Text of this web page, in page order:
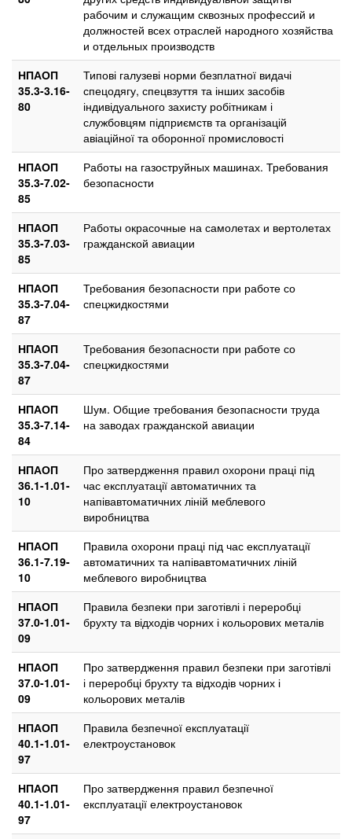
рабочим и служащим сквозных профессий и
должностей всех отраслей народного хозяйства
и отдельных производств
НПАОП
35.3-3.16-
80
Типові галузеві норми безплатної видачі
спецодягу, спецвзуття та інших засобів
індивідуального захисту робітникам і
службовцям підприємств та організацій
авіаційної та оборонної промисловості
НПАОП
35.3-7.02-
85
Работы на газоструйных машинах. Требования
безопасности
НПАОП
35.3-7.03-
85
Работы окрасочные на самолетах и вертолетах
гражданской авиации
НПАОП
35.3-7.04-
87
Требования безопасности при работе со
спецжидкостями
НПАОП
35.3-7.04-
87
Требования безопасности при работе со
спецжидкостями
НПАОП
35.3-7.14-
84
Шум. Общие требования безопасности труда
на заводах гражданской авиации
НПАОП
36.1-1.01-
10
Про затвердження правил охорони праці під
час експлуатації автоматичних та
напівавтоматичних ліній меблевого
виробництва
НПАОП
36.1-7.19-
10
Правила охорони праці під час експлуатації
автоматичних та напівавтоматичних ліній
меблевого виробництва
НПАОП
37.0-1.01-
09
Правила безпеки при заготівлі і переробці
брухту та відходів чорних і кольорових металів
НПАОП
37.0-1.01-
09
Про затвердження правил безпеки при заготівлі
і переробці брухту та відходів чорних і
кольорових металів
НПАОП
40.1-1.01-
97
Правила безпечної експлуатації
електроустановок
НПАОП
40.1-1.01-
97
Про затвердження правил безпечної
експлуатації електроустановок